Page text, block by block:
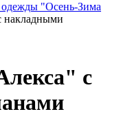
одежды "Осень-Зима
накладными
с